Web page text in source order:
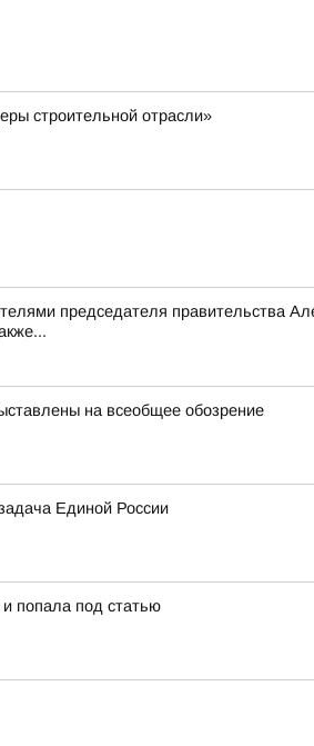
строительной отрасли»
председателя
на всеобщее обозрение
Единой России
попала под статью